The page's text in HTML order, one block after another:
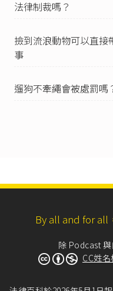
實務有認為人為
自然生存模式，
違反野生動物保
一、族群量逾越
臺灣高等法院花
野生動物保育法
得併科新臺幣
一、未具第十八
宰殺保育類野生
法律制裁嗎？
撿到流浪動物可以直接
事
遛狗不牽繩會被處罰嗎
By all and for all
除 Podcast
CC姓